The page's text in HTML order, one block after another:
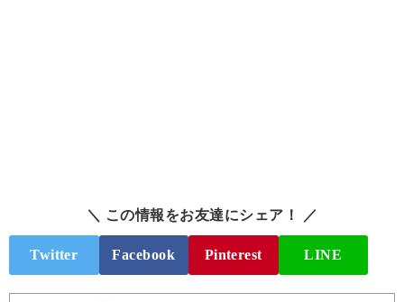
＼ この情報をお友達にシェア！ ／
Twitter Facebook Pinterest LINE